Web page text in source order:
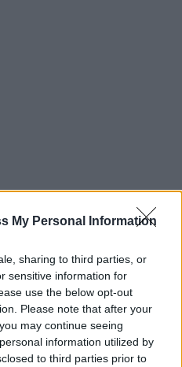
My Personal Information
sharing to third parties, or
sensitive information for
use the below opt-out
Please note that after your
may continue seeing
information utilized by
to third parties prior to